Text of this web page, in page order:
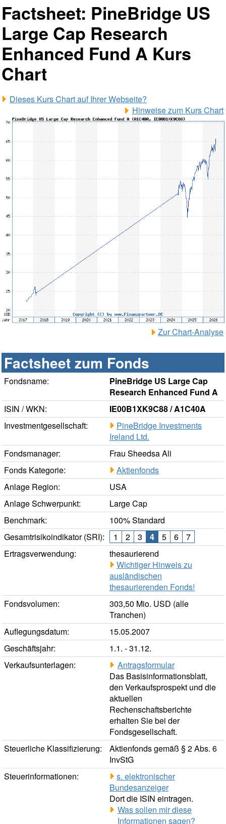
Factsheet: PineBridge US
Large Cap Research
Enhanced Fund A Kurs
Chart
Dieses Kurs Chart auf Ihrer Webseite?
Hinweise zum Kurs Chart
Zur Chart-Analyse
Factsheet zum Fonds
Fondsname:
PineBridge US Large Cap
Research Enhanced Fund A
ISIN / WKN:
IE00B1XK9C88 / A1C40A
Investmentgesellschaft:
PineBridge Investments
Ireland Ltd.
Fondsmanager:
Frau Sheedsa Ali
Fonds Kategorie:
Aktienfonds
Anlage Region:
USA
Anlage Schwerpunkt:
Large Cap
Benchmark:
100% Standard
Gesamtrisikoindikator (SRI):
1 2 3 4 5 6
7
Ertragsverwendung:
thesaurierend
Wichtiger Hinweis zu
ausländischen
thesaurierenden Fonds!
Fondsvolumen:
303,50 Mio. USD (alle
Tranchen)
Auflegungsdatum:
15.05.2007
Geschäftsjahr:
1.1. - 31.12.
Verkaufsunterlagen:
Antragsformular
Das Basisinformationsblatt,
den Verkaufsprospekt und die
aktuellen
Rechenschaftsberichte
erhalten Sie bei der
Fondsgesellschaft.
Steuerliche Klassifizierung:
Aktienfonds gemäß § 2 Abs. 6
InvStG
Steuerinformationen:
s. elektronischer
Bundesanzeiger
Dort die ISIN eintragen.
Was sollen mir diese
Informationen sagen?